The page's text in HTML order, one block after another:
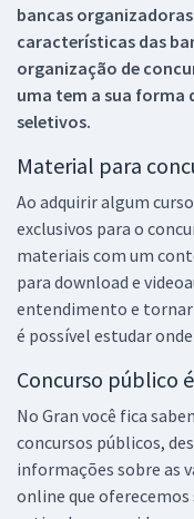
bancas
características das
organização de
uma tem a sua forma
seletivos.
Material para
Ao adquirir algum
exclusivos para o
materiais com um
para download e
entendimento e tornar
é possível estudar
Concurso público
No Gran você fica
concursos públicos,
informações sobre as
online que oferecemos